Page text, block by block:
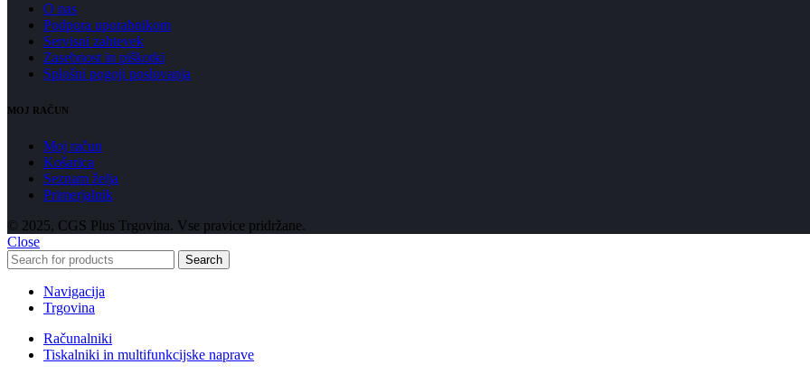
O nas
Podpora uporabnikom
Servisni zahtevek
Zasebnost in piškotki
Splošni pogoji poslovanja
MOJ RAČUN
Moj račun
Košarica
Seznam želja
Primerjalnik
© 2025, CGS Plus Trgovina. Vse pravice pridržane.
Close
Search
Navigacija
Trgovina
Računalniki
Tiskalniki in multifunkcijske naprave